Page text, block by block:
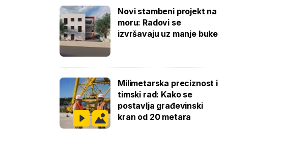
Novi stambeni projekt na
moru: Radovi se
izvršavaju uz manje buke
Milimetarska preciznost i
timski rad: Kako se
postavlja građevinski
kran od 20 metara